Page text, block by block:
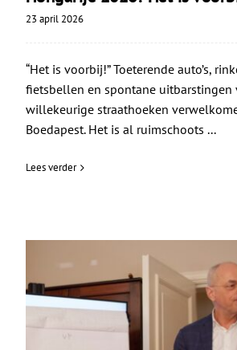
23 april 2026
“Het is voorbij!” Toeterende auto’s,
fietsbellen en spontane uitbarstingen
willekeurige straathoeken
Boedapest. Het is al ruimschoots ...
Lees verder